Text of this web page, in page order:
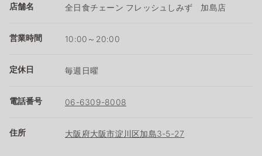
店舗名 全日食チェーン フレッシュしみず 加島店
営業時間 10:00～20:00
定休日 毎週日曜
電話番号 06-6309-8008
住所 大阪府大阪市淀川区加島3-5-27